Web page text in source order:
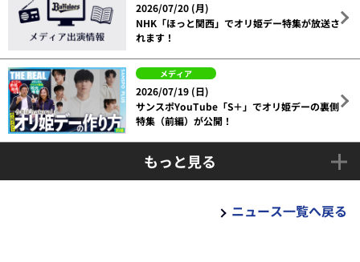
2026/07/20 (月)
NHK「ほっと関西」でオリ姫デー特集が放送さ
れます！
メディア
2026/07/19 (日)
サンスポYouTube「S＋」でオリ姫デーの裏側
特集（前編）が公開！
もっと見る
ニュース一覧へ戻る